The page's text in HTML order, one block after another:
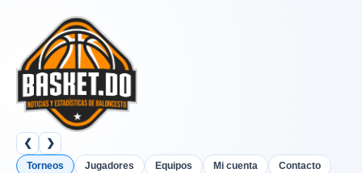
❮ ❯
Torneos Jugadores Equipos Mi cuenta Contacto